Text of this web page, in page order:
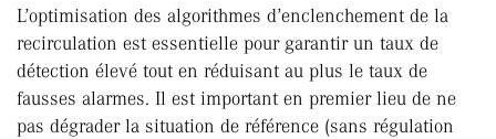
L’optimisation des algorithmes d’enclenchement de la
recirculation est essentielle pour garantir un taux de
détection élevé tout en réduisant au plus le taux de
fausses alarmes. Il est important en premier lieu de ne
pas dégrader la situation de référence (sans régulation